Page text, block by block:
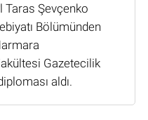
Taras Şevçenko
Bölümünden
Gazetecilik
aldı.